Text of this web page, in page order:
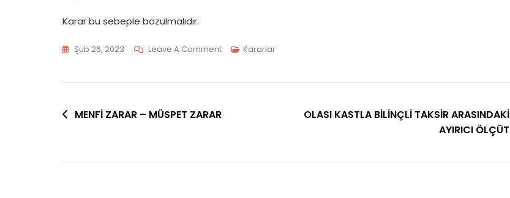
Karar bu sebeple bozulmalıdır.
Şub 26, 2023 Leave A CommentOn
TAAHHÜDÜ
Kararlar
Yazı
MENFİ ZARAR – MÜSPET ZARAR
OLASI KASTLA BİLİNÇLİ TAKSİR ARASINDAKİ
AYIRICI ÖLÇÜT